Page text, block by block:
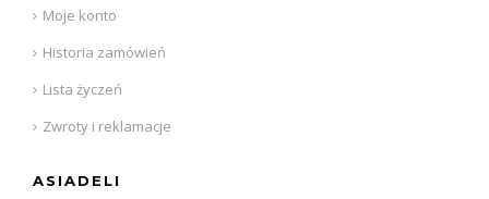
Moje konto
Historia zamówień
Lista życzeń
Zwroty i reklamacje
ASIADELI